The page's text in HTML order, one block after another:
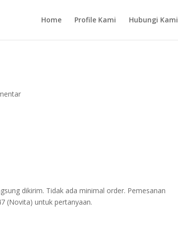
Home Profile Kami Hubungi Kami
dikirim. Tidak ada minimal order. Pemesanan
(Novita) untuk pertanyaan.